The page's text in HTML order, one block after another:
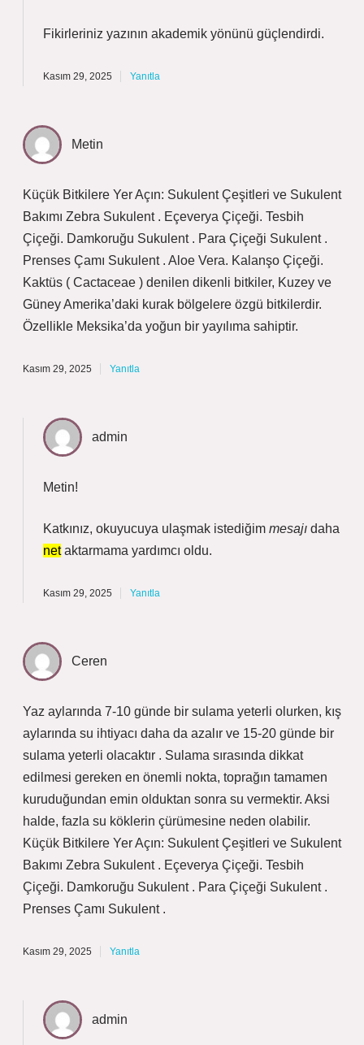
Fikirleriniz yazının akademik yönünü güçlendirdi.
Kasım 29, 2025 Yanıtla
Metin
Küçük Bitkilere Yer Açın: Sukulent Çeşitleri ve Sukulent
Bakımı Zebra Sukulent . Eçeverya Çiçeği. Tesbih
Çiçeği. Damkoruğu Sukulent . Para Çiçeği Sukulent .
Prenses Çamı Sukulent . Aloe Vera. Kalanşo Çiçeği.
Kaktüs ( Cactaceae ) denilen dikenli bitkiler, Kuzey ve
Güney Amerika’daki kurak bölgelere özgü bitkilerdir.
Özellikle Meksika’da yoğun bir yayılıma sahiptir.
Kasım 29, 2025 Yanıtla
admin
Metin!
Katkınız, okuyucuya ulaşmak istediğim mesajı daha
netaktarmama yardımcı oldu.
Kasım 29, 2025 Yanıtla
Ceren
Yaz aylarında 7-10 günde bir sulama yeterli olurken, kış
aylarında su ihtiyacı daha da azalır ve 15-20 günde bir
sulama yeterli olacaktır . Sulama sırasında dikkat
edilmesi gereken en önemli nokta, toprağın tamamen
kuruduğundan emin olduktan sonra su vermektir. Aksi
halde, fazla su köklerin çürümesine neden olabilir.
Küçük Bitkilere Yer Açın: Sukulent Çeşitleri ve Sukulent
Bakımı Zebra Sukulent . Eçeverya Çiçeği. Tesbih
Çiçeği. Damkoruğu Sukulent . Para Çiçeği Sukulent .
Prenses Çamı Sukulent .
Kasım 29, 2025 Yanıtla
admin